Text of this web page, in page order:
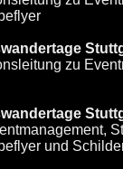
zu
und